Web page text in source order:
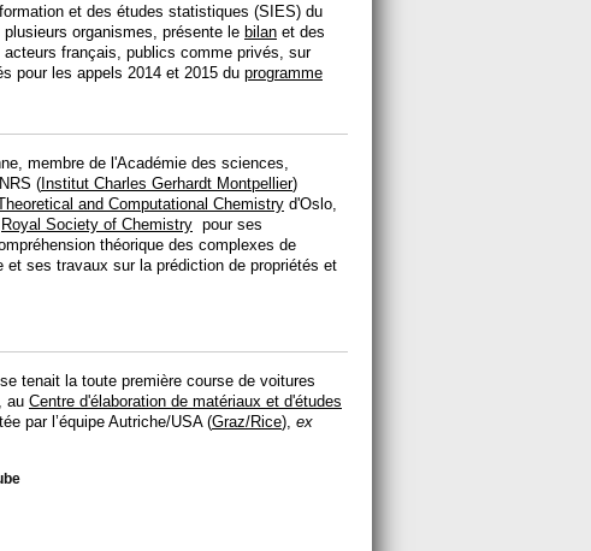
et des études statistiques (SIES) du
plusieurs organismes, présente le bilan et des
français, publics comme privés, sur
pour les appels 2014 et 2015 du programme
membre de l'Académie des sciences,
(Institut Charles Gerhardt Montpellier)
and Computational Chemistry d'Oslo,
Royal Society of Chemistry pour ses
théorique des complexes de
ses travaux sur la prédiction de propriétés et
tenait la toute première course de voitures
au Centre d'élaboration de matériaux et d'études
par l’équipe Autriche/USA (Graz/Rice), ex